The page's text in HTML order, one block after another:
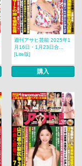
週刊アサヒ芸能 2025年1
月16日・1月23日合...
[Lite版]
購入